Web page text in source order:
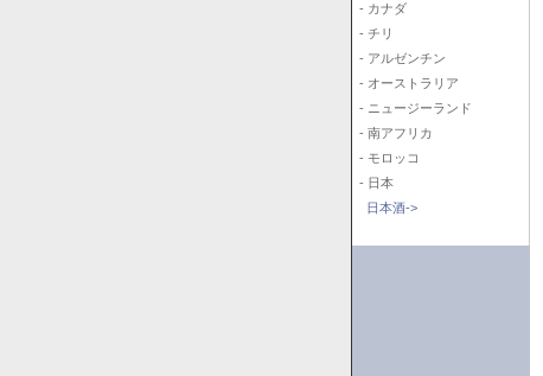
- カナダ
- チリ
- アルゼンチン
- オーストラリア
- ニュージーランド
- 南アフリカ
- モロッコ
- 日本
日本酒->